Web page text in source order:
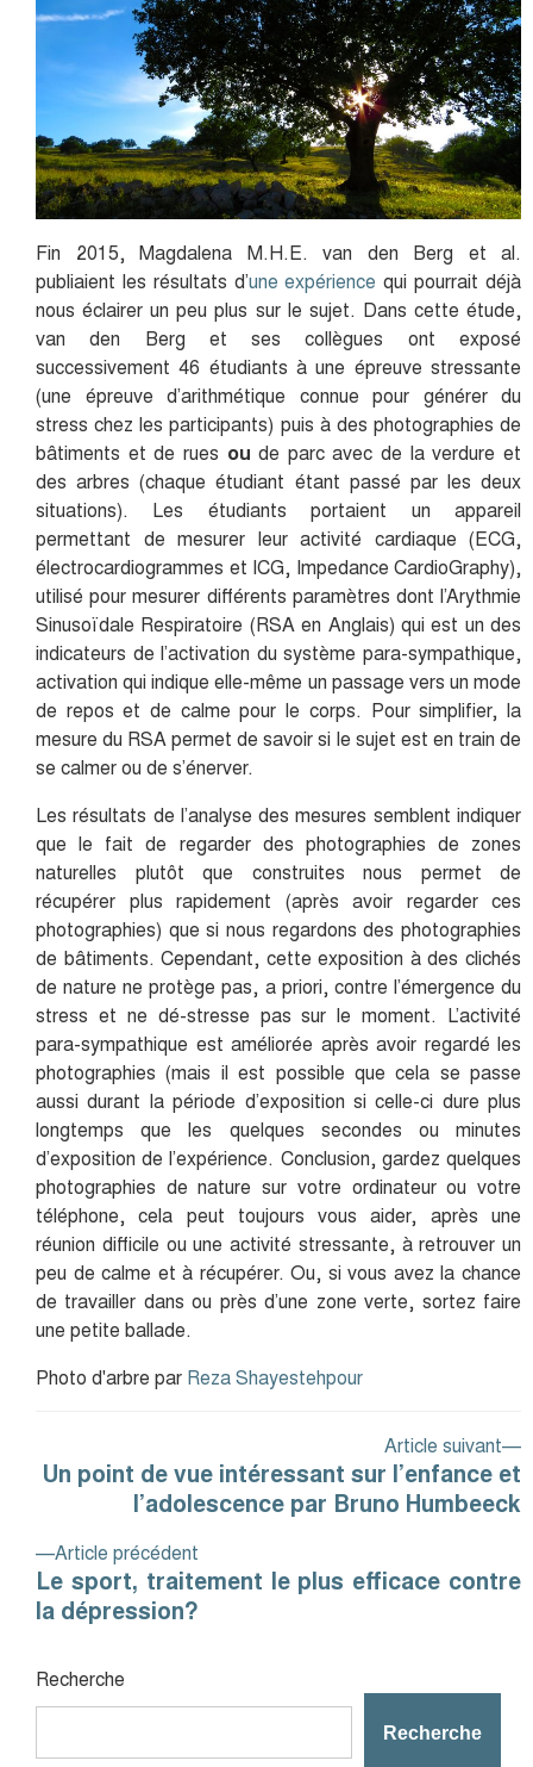
Fin 2015, Magdalena M.H.E. van den Berg et al.
publiaient les résultats d’une expérience qui pourrait déjà
nous éclairer un peu plus sur le sujet. Dans cette étude,
van den Berg et ses collègues ont exposé
successivement 46 étudiants à une épreuve stressante
(une épreuve d’arithmétique connue pour générer du
stress chez les participants) puis à des photographies de
bâtiments et de rues ou de parc avec de la verdure et
des arbres (chaque étudiant étant passé par les deux
situations). Les étudiants portaient un appareil
permettant de mesurer leur activité cardiaque (ECG,
électrocardiogrammes et ICG, Impedance CardioGraphy),
utilisé pour mesurer différents paramètres dont l’Arythmie
Sinusoïdale Respiratoire (RSA en Anglais) qui est un des
indicateurs de l’activation du système para-sympathique,
activation qui indique elle-même un passage vers un mode
de repos et de calme pour le corps. Pour simplifier, la
mesure du RSA permet de savoir si le sujet est en train de
se calmer ou de s’énerver.
Les résultats de l’analyse des mesures semblent indiquer
que le fait de regarder des photographies de zones
naturelles plutôt que construites nous permet de
récupérer plus rapidement (après avoir regarder ces
photographies) que si nous regardons des photographies
de bâtiments. Cependant, cette exposition à des clichés
de nature ne protège pas, a priori, contre l’émergence du
stress et ne dé-stresse pas sur le moment. L’activité
para-sympathique est améliorée après avoir regardé les
photographies (mais il est possible que cela se passe
aussi durant la période d’exposition si celle-ci dure plus
longtemps que les quelques secondes ou minutes
d’exposition de l’expérience. Conclusion, gardez quelques
photographies de nature sur votre ordinateur ou votre
téléphone, cela peut toujours vous aider, après une
réunion difficile ou une activité stressante, à retrouver un
peu de calme et à récupérer. Ou, si vous avez la chance
de travailler dans ou près d’une zone verte, sortez faire
une petite ballade.
Photo d'arbre par Reza Shayestehpour
l’article
Article précédent
precedent
Le sport, traitement le plus efficace contre
la dépression?
Article suivant
Un point de vue intéressant sur l’enfance et
l’adolescence par Bruno Humbeeck
Recherche
Recherche